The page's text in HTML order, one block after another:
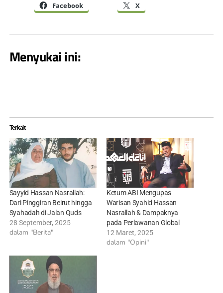
Facebook X
Menyukai ini:
Terkait
Sayyid Hassan Nasrallah:
Dari Pinggiran Beirut hingga
Syahadah di Jalan Quds
28 September, 2025
dalam "Berita"
Ketum ABI Mengupas
Warisan Syahid Hassan
Nasrallah & Dampaknya
pada Perlawanan Global
12 Maret, 2025
dalam "Opini"